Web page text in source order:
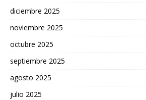
diciembre 2025
noviembre 2025
octubre 2025
septiembre 2025
agosto 2025
julio 2025